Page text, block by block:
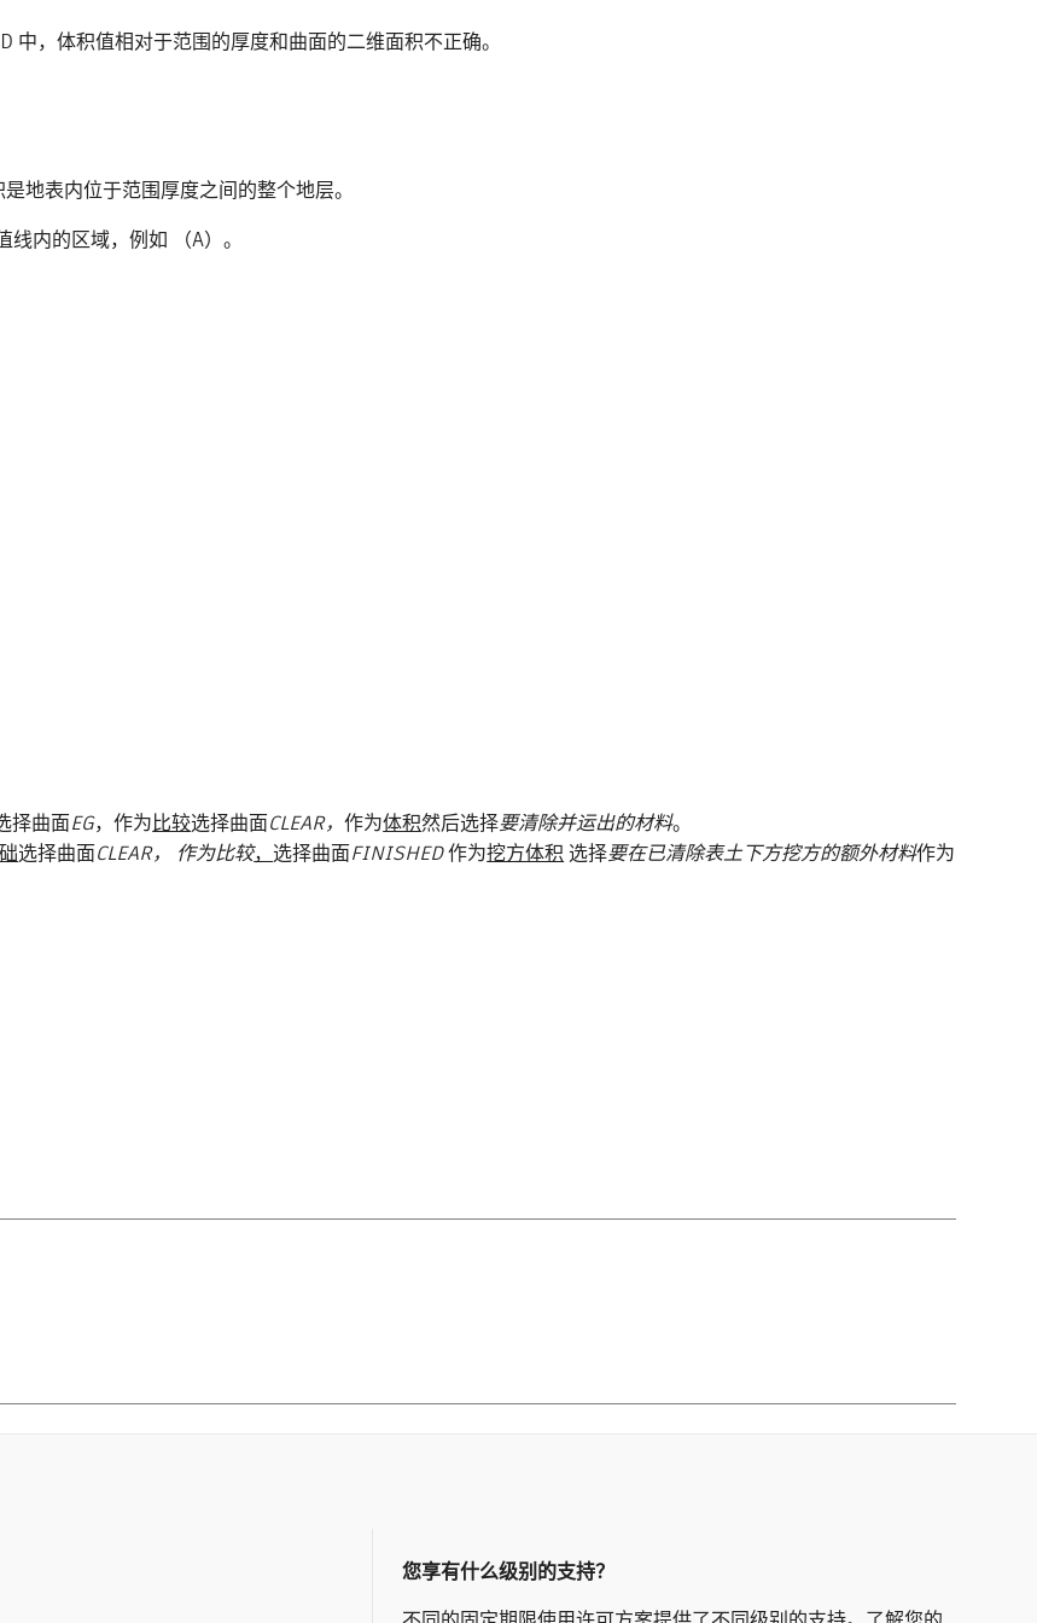
，体积值相对于范围的厚度和曲面的二维面积不正确。
地表内位于范围厚度之间的整个地层。
内的区域，例如 （A）。
择曲面EG，作为比较选择曲面CLEAR，作为体积然后选择要清除并运出的材料。
选择曲面CLEAR， 作为比较，选择曲面FINISHED作为挖方体积 选择要在已清除表土下方挖方的额外材料作为
您享有什么级别的支持？